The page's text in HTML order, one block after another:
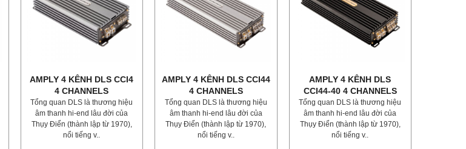
AMPLY 4 KÊNH DLS CCI4
4 CHANNELS
Tổng quan DLS là thương hiệu
âm thanh hi-end lâu đời của
Thụy Điển (thành lập từ 1970),
nổi tiếng v..
AMPLY 4 KÊNH DLS CCI44
4 CHANNELS
Tổng quan DLS là thương hiệu
âm thanh hi-end lâu đời của
Thụy Điển (thành lập từ 1970),
nổi tiếng v..
AMPLY 4 KÊNH DLS
CCI44-40 4 CHANNELS
Tổng quan DLS là thương hiệu
âm thanh hi-end lâu đời của
Thụy Điển (thành lập từ 1970),
nổi tiếng v..